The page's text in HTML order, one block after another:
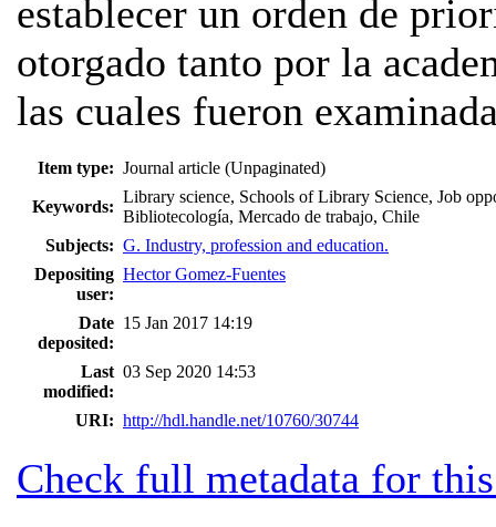
establecer un orden de
otorgado tanto por la
las cuales fueron
Item type: Journal article (Unpaginated)
Keywords:
Library science, Schools of Library Science, Job
Bibliotecología, Mercado de trabajo, Chile
Subjects: G. Industry, profession and education.
Depositing
user:
Hector Gomez-Fuentes
Date
deposited:
15 Jan 2017 14:19
Last
modified:
03 Sep 2020 14:53
URI: http://hdl.handle.net/10760/30744
Check full metadata for